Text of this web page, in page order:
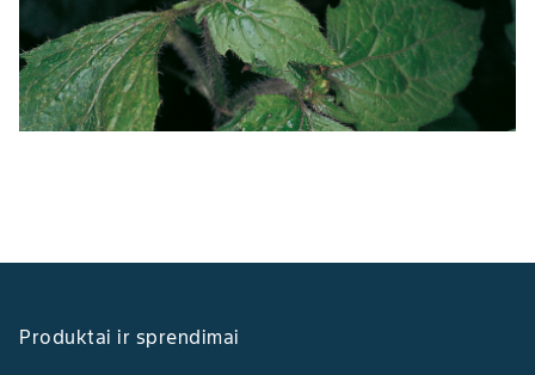
Produktai ir sprendimai